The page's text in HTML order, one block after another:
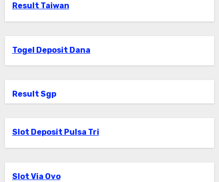
Result Taiwan
Togel Deposit Dana
Result Sgp
Slot Deposit Pulsa Tri
Slot Via Ovo